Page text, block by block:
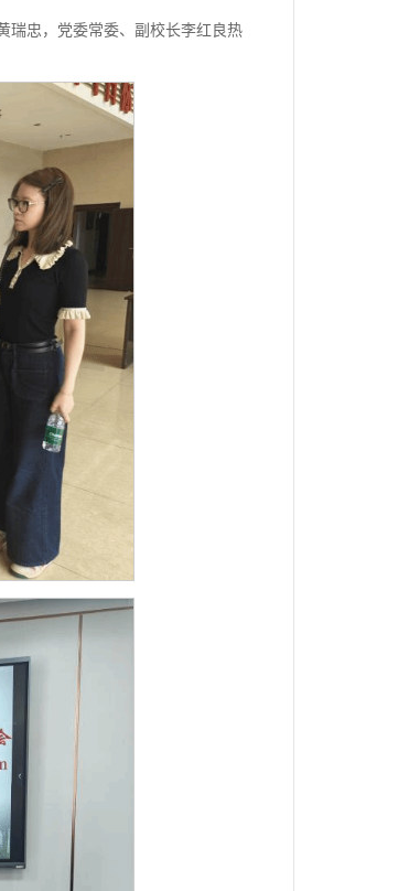
瑞忠，党委常委、副校长李红良热